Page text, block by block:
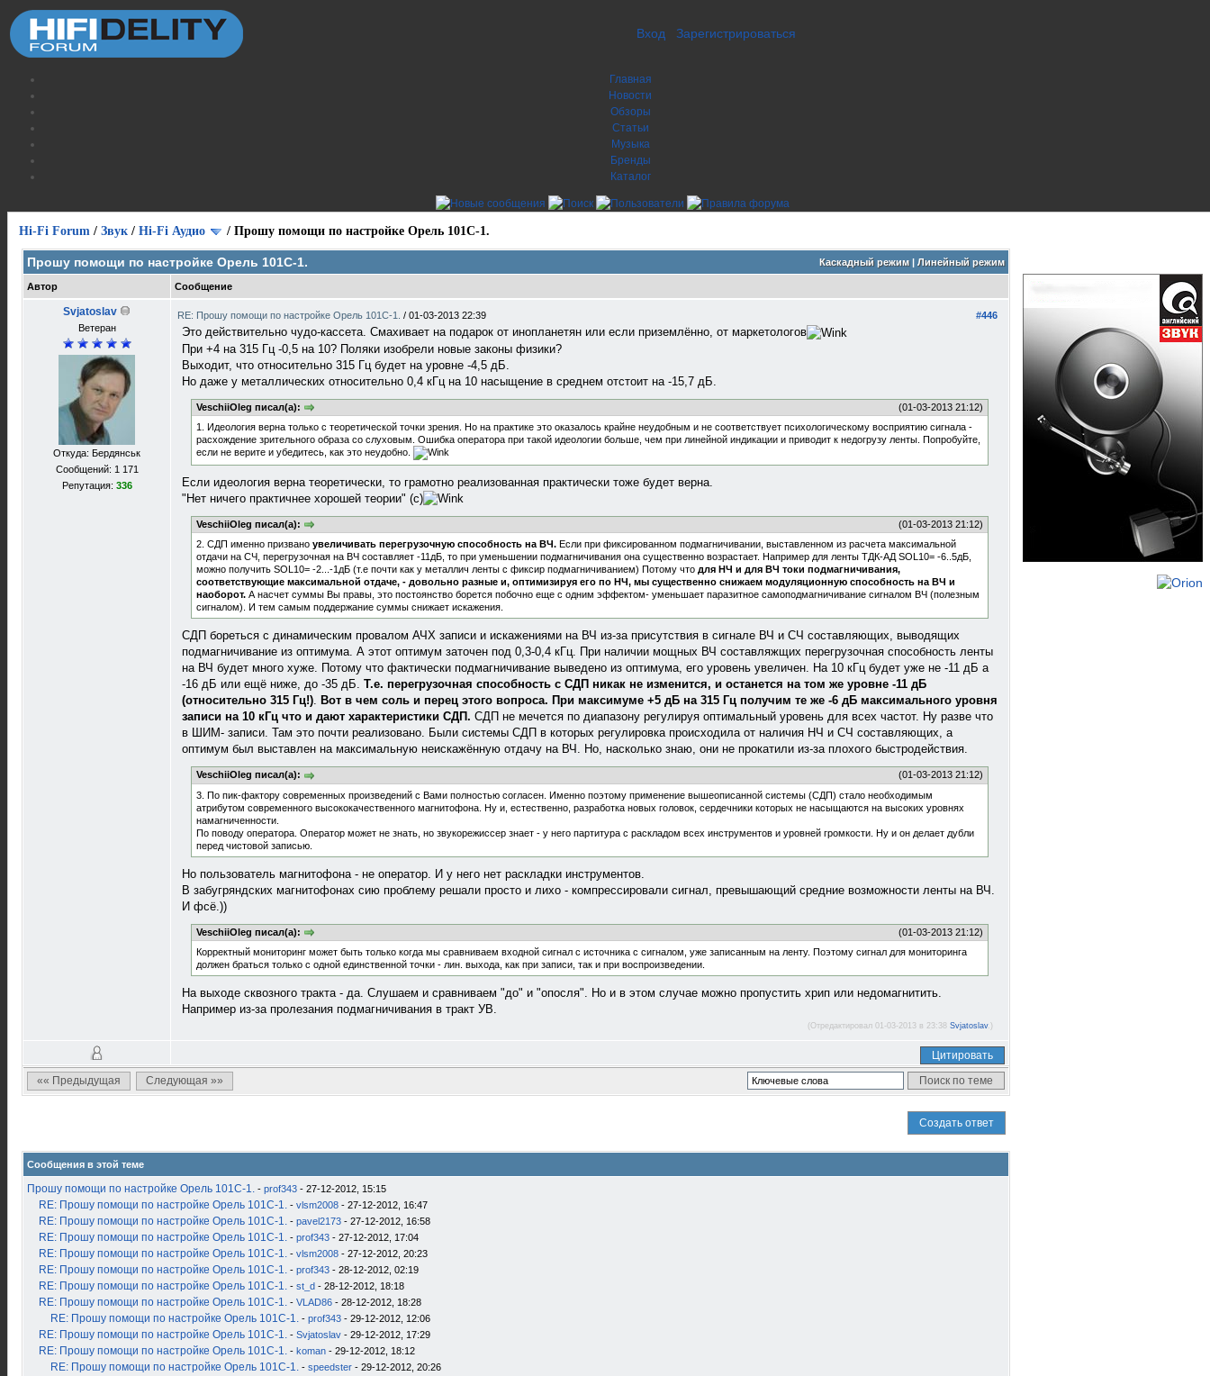
Вход Зарегистрироваться
Главная
Новости
Обзоры
Статьи
Музыка
Бренды
Каталог
Hi-Fi Forum / Звук / Hi-Fi Аудио / Прошу помощи по настройке Орель 101С-1.
Каскадный режим| Линейный режим
Прошу помощи по настройке Орель 101С-1.
Автор Сообщение
Svjatoslav
Ветеран
Откуда: Бердянськ
Сообщений: 1 171
Репутация: 336
#446
RE: Прошу помощи по настройке Орель 101С-1. / 01-03-2013 22:39
Это действительно чудо-кассета. Смахивает на подарок от инопланетян или если приземлённо, от маркетологов
При +4 на 315 Гц -0,5 на 10? Поляки изобрели новые законы физики?
Выходит, что относительно 315 Гц будет на уровне -4,5 дБ.
Но даже у металлических относительно 0,4 кГц на 10 насыщение в среднем отстоит на -15,7 дБ.
(01-03-2013 21:12)
VeschiiOleg писал(а):
1. Идеология верна только с теоретической точки зрения. Но на практике это оказалось крайне неудобным и не соответствует психологическому восприятию сигнала -
расхождение зрительного образа со слуховым. Ошибка оператора при такой идеологии больше, чем при линейной индикации и приводит к недогрузу ленты. Попробуйте,
если не верите и убедитесь, как это неудобно.
Если идеология верна теоретически, то грамотно реализованная практически тоже будет верна.
"Нет ничего практичнее хорошей теории" (с)
(01-03-2013 21:12)
VeschiiOleg писал(а):
2. СДП именно призвано увеличивать перегрузочную способность на ВЧ. Если при фиксированном подмагничивании, выставленном из расчета максимальной
отдачи на СЧ, перегрузочная на ВЧ составляет -11дБ, то при уменьшении подмагничивания она существенно возрастает. Например для ленты ТДК-АД SOL10= -6..5дБ,
можно получить SOL10= -2...-1дБ (т.е почти как у металлич ленты с фиксир подмагничиванием) Потому что для НЧ и для ВЧ токи подмагничивания,
соответствующие максимальной отдаче, - довольно разные и, оптимизируя его по НЧ, мы существенно снижаем модуляционную способность на ВЧ и
наоборот. А насчет суммы Вы правы, это постоянство борется побочно еще с одним эффектом- уменьшает паразитное самоподмагничивание сигналом ВЧ (полезным
сигналом). И тем самым поддержание суммы снижает искажения.
СДП бореться с динамическим провалом АЧХ записи и искажениями на ВЧ из-за присутствия в сигнале ВЧ и СЧ составляющих, выводящих
подмагничивание из оптимума. А этот оптимум заточен под 0,3-0,4 кГц. При наличии мощных ВЧ составляжщих перегрузочная способность ленты
на ВЧ будет много хуже. Потому что фактически подмагничивание выведено из оптимума, его уровень увеличен. На 10 кГц будет уже не -11 дБ а
-16 дБ или ещё ниже, до -35 дБ. Т.е. перегрузочная способность с СДП никак не изменится, и останется на том же уровне -11 дБ
(относительно 315 Гц!). Вот в чем соль и перец этого вопроса. При максимуме +5 дБ на 315 Гц получим те же -6 дБ максимального уровня
записи на 10 кГц что и дают характеристики СДП. СДП не мечется по диапазону регулируя оптимальный уровень для всех частот. Ну разве что
в ШИМ- записи. Там это почти реализовано. Были системы СДП в которых регулировка происходила от наличия НЧ и СЧ составляющих, а
оптимум был выставлен на максимальную неискажённую отдачу на ВЧ. Но, насколько знаю, они не прокатили из-за плохого быстродействия.
(01-03-2013 21:12)
VeschiiOleg писал(а):
3. По пик-фактору современных произведений с Вами полностью согласен. Именно поэтому применение вышеописанной системы (СДП) стало необходимым
атрибутом современного высококачественного магнитофона. Ну и, естественно, разработка новых головок, сердечники которых не насыщаются на высоких уровнях
намагниченности.
По поводу оператора. Оператор может не знать, но звукорежиссер знает - у него партитура с раскладом всех инструментов и уровней громкости. Ну и он делает дубли
перед чистовой записью.
Но пользователь магнитофона - не оператор. И у него нет раскладки инструментов.
В забугряндских магнитофонах сию проблему решали просто и лихо - компрессировали сигнал, превышающий средние возможности ленты на ВЧ.
И фсё.))
(01-03-2013 21:12)
VeschiiOleg писал(а):
Корректный мониторинг может быть только когда мы сравниваем входной сигнал с источника с сигналом, уже записанным на ленту. Поэтому сигнал для мониторинга
должен браться только с одной единственной точки - лин. выхода, как при записи, так и при воспроизведении.
На выходе сквозного тракта - да. Слушаем и сравниваем "до" и "опосля". Но и в этом случае можно пропустить хрип или недомагнитить.
Например из-за пролезания подмагничивания в тракт УВ.
(Отредактировал 01-03-2013 в 23:38 Svjatoslav.)
Цитировать
«« Предыдущая
Следующая »»
Создать ответ
Сообщения в этой теме
Прошу помощи по настройке Орель 101С-1. - prof343 - 27-12-2012, 15:15
RE: Прошу помощи по настройке Орель 101С-1. - vlsm2008 - 27-12-2012, 16:47
RE: Прошу помощи по настройке Орель 101С-1. - pavel2173 - 27-12-2012, 16:58
RE: Прошу помощи по настройке Орель 101С-1. - prof343 - 27-12-2012, 17:04
RE: Прошу помощи по настройке Орель 101С-1. - vlsm2008 - 27-12-2012, 20:23
RE: Прошу помощи по настройке Орель 101С-1. - prof343 - 28-12-2012, 02:19
RE: Прошу помощи по настройке Орель 101С-1. - st_d - 28-12-2012, 18:18
RE: Прошу помощи по настройке Орель 101С-1. - VLAD86 - 28-12-2012, 18:28
RE: Прошу помощи по настройке Орель 101С-1. - prof343 - 29-12-2012, 12:06
RE: Прошу помощи по настройке Орель 101С-1. - Svjatoslav - 29-12-2012, 17:29
RE: Прошу помощи по настройке Орель 101С-1. - koman - 29-12-2012, 18:12
RE: Прошу помощи по настройке Орель 101С-1. - speedster - 29-12-2012, 20:26